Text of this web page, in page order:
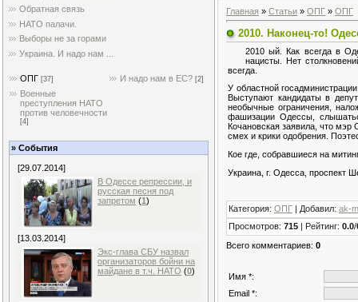
Обратная связь
НАТО палачи.
Выборы не за горами
Украина. И надо нам ...
ОПГ [37] И надо нам в ЕС? [2]
Военные
преступления НАТО
против человечности
[4]
» События
[29.07.2014]
В Одессе репрессии, и
русская песня под
запретом (1)
[13.03.2014]
Экс-глава СБУ назвал
организаторов бойни на
майдане в т.ч. НАТО (0)
Главная » Статьи » ОПГ » ОПГ
2010. Наконец-то!
2010 ый. Как всегда в
нацисты. Нет
всегда.
У областной
Выступают кандидаты в
необычные ограничения,
фашизации Одессы,
Кочановская заявила, что мэр
смех и крики одобрения.
Кое где, собравшиеся на
Украина, г. Одесса, проспект
Категория: ОПГ | Добавил: ak-
Просмотров: 715 | Рейтинг: 0.0/
Всего комментариев: 0
Имя *:
Email *: